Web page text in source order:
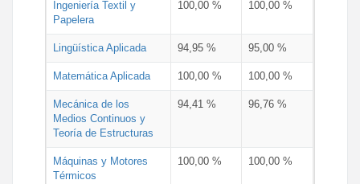
Ingeniería Textil y
Papelera
100,00 % 100,00 %
Lingüística Aplicada 94,95 % 95,00 %
Matemática Aplicada 100,00 % 100,00 %
Mecánica de los
Medios Continuos y
Teoría de Estructuras
94,41 % 96,76 %
Máquinas y Motores
Térmicos
100,00 % 100,00 %